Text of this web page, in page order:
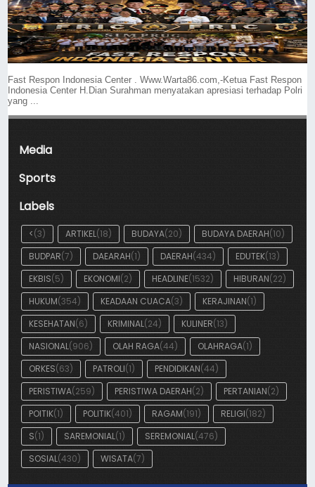
Fast Respon Indonesia Center . Www.Warta86.com,-Ketua Fast Respon
Indonesia Center H.Dian Surahman menyatakan apresiasi terhadap Polri
yang ...
Media
Sports
Labels
<(3) ARTIKEL(18) BUDAYA(20) BUDAYA DAERAH(10)
BUDPAR(7) DAEARAH(1) DAERAH(434) EDUTEK(13)
EKBIS(5) EKONOMI(2) HEADLINE(1532) HIBURAN(22)
HUKUM(354) KEADAAN CUACA(3) KERAJINAN(1)
KESEHATAN(6) KRIMINAL(24) KULINER(13)
NASIONAL(906) OLAH RAGA(44) OLAHRAGA(1)
ORKES(63) PATROLI(1) PENDIDIKAN(44)
PERISTIWA(259) PERISTIWA DAERAH(2) PERTANIAN(2)
POITIK(1) POLITIK(401) RAGAM(191) RELIGI(182)
S(1) SAREMONIAL(1) SEREMONIAL(476)
SOSIAL(430) WISATA(7)